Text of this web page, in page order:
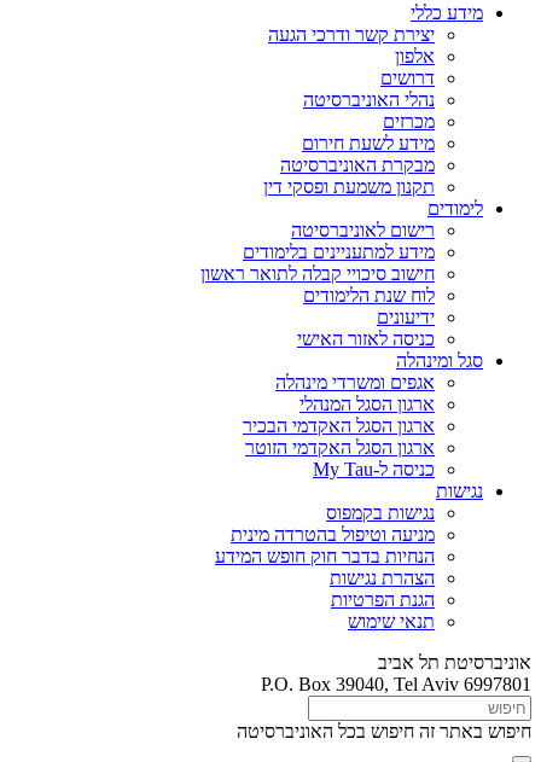
מידע כללי
יצירת קשר ודרכי הגעה
אלפון
דרושים
נהלי האוניברסיטה
מכרזים
מידע לשעת חירום
מבקרת האוניברסיטה
תקנון משמעת ופסקי דין
לימודים
רישום לאוניברסיטה
מידע למתעניינים בלימודים
חישוב סיכויי קבלה לתואר ראשון
לוח שנת הלימודים
ידיעונים
כניסה לאזור האישי
סגל ומינהלה
אגפים ומשרדי מינהלה
ארגון הסגל המנהלי
ארגון הסגל האקדמי הבכיר
ארגון הסגל האקדמי הזוטר
כניסה ל-My Tau
נגישות
נגישות בקמפוס
מניעה וטיפול בהטרדה מינית
הנחיות בדבר חוק חופש המידע
הצהרת נגישות
הגנת הפרטיות
תנאי שימוש
אוניברסיטת תל אביב
P.O. Box 39040, Tel Aviv 6997801
חיפוש באתר זה חיפוש בכל האוניברסיטה